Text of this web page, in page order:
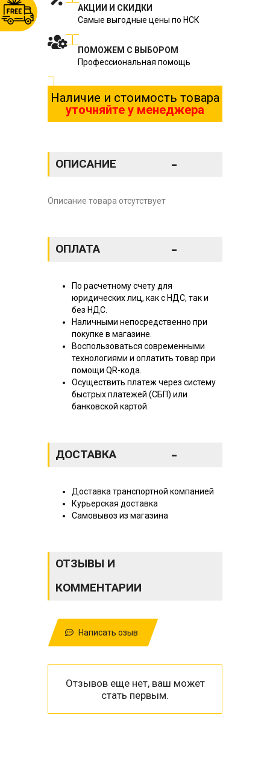
АКЦИИ И СКИДКИ
Самые выгодные цены по НСК
ПОМОЖЕМ С ВЫБОРОМ
Профессиональная помощь
Наличие и стоимость товара
уточняйте у менеджера
ОПИСАНИЕ -
Описание товара отсутствует
ОПЛАТА -
По расчетному счету для
юридических лиц, как с НДС, так и
без НДС.
Наличными непосредственно при
покупке в магазине.
Воспользоваться современными
технологиями и оплатить товар при
помощи QR-кода.
Осуществить платеж через систему
быстрых платежей (СБП) или
банковской картой.
ДОСТАВКА -
Доставка транспортной компанией
Курьерская доставка
Самовывоз из магазина
ОТЗЫВЫ И
КОММЕНТАРИИ
Написать озыв
Отзывов еще нет, ваш может
стать первым.